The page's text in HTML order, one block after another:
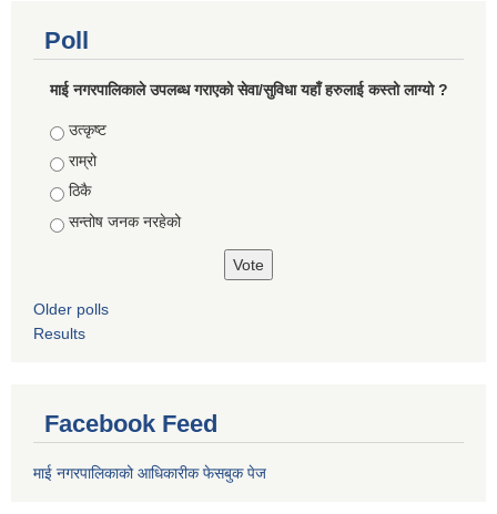
Poll
माई नगरपालिकाले उपलब्ध गराएको सेवा/सुविधा यहाँ हरुलाई कस्तो लाग्यो ?
Choices
उत्कृष्ट
राम्रो
ठिकै
सन्तोष जनक नरहेको
Older polls
Results
Facebook Feed
माई नगरपालिकाको आधिकारीक फेसबुक पेज